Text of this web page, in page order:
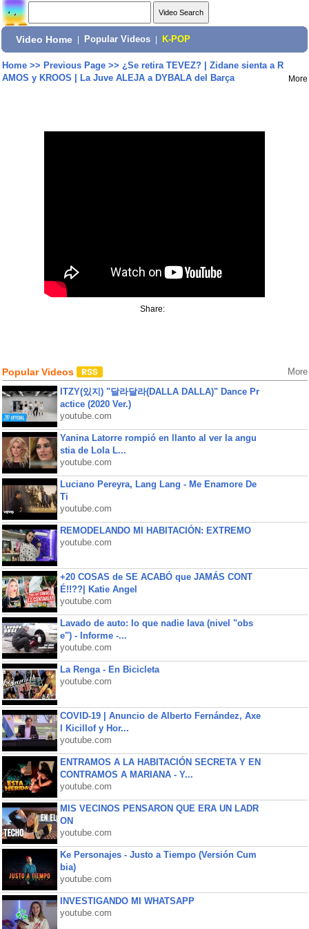
Video Home Popular Videos K-POP
Home>> Previous Page>> ¿Se retira TEVEZ? | Zidane sienta a R
AMOS y KROOS | La Juve ALEJA a DYBALA del Barça
More
Share:
Popular Videos More
ITZY(있지) "달라달라(DALLA DALLA)" Dance Pr
actice (2020 Ver.)
youtube.com
Yanina Latorre rompió en llanto al ver la angu
stia de Lola L...
youtube.com
Luciano Pereyra, Lang Lang - Me Enamore De
Ti
youtube.com
REMODELANDO MI HABITACIÓN: EXTREMO
youtube.com
+20 COSAS de SE ACABÓ que JAMÁS CONT
É!!??| Katie Angel
youtube.com
Lavado de auto: lo que nadie lava (nivel "obs
e") - Informe -...
youtube.com
La Renga - En Bicicleta
youtube.com
COVID-19 | Anuncio de Alberto Fernández, Axe
l Kicillof y Hor...
youtube.com
ENTRAMOS A LA HABITACIÓN SECRETA Y EN
CONTRAMOS A MARIANA - Y...
youtube.com
MIS VECINOS PENSARON QUE ERA UN LADR
ON
youtube.com
Ke Personajes - Justo a Tiempo (Versión Cum
bia)
youtube.com
INVESTIGANDO MI WHATSAPP
youtube.com